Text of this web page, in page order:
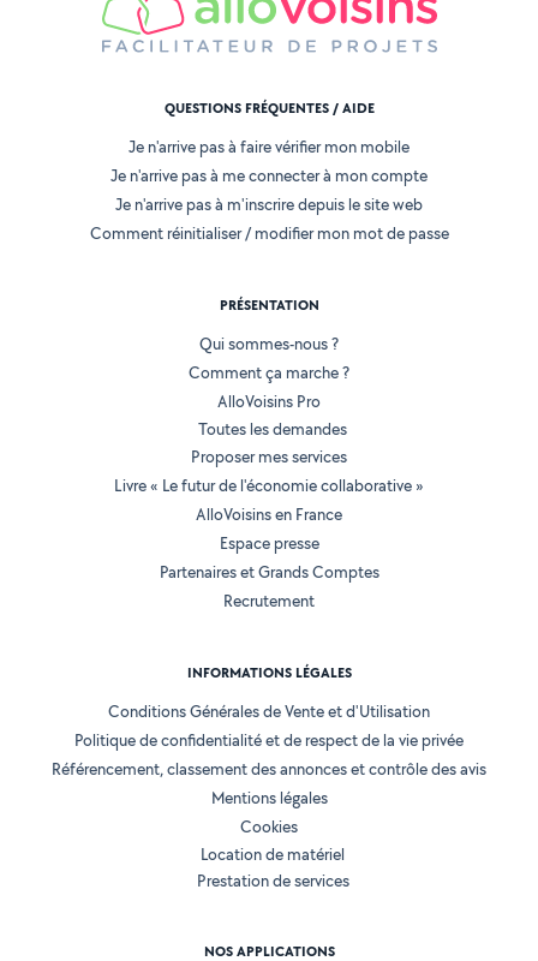
QUESTIONS FRÉQUENTES / AIDE
Je n'arrive pas à faire vérifier mon mobile
Je n'arrive pas à me connecter à mon compte
Je n'arrive pas à m'inscrire depuis le site web
Comment réinitialiser / modifier mon mot de passe
PRÉSENTATION
Qui sommes-nous ?
Comment ça marche ?
AlloVoisins Pro
Toutes les demandes
Proposer mes services
Livre « Le futur de l'économie collaborative »
AlloVoisins en France
Espace presse
Partenaires et Grands Comptes
Recrutement
INFORMATIONS LÉGALES
Conditions Générales de Vente et d'Utilisation
Politique de confidentialité et de respect de la vie privée
Référencement, classement des annonces et contrôle des avis
Mentions légales
Cookies
Location de matériel
Prestation de services
NOS APPLICATIONS